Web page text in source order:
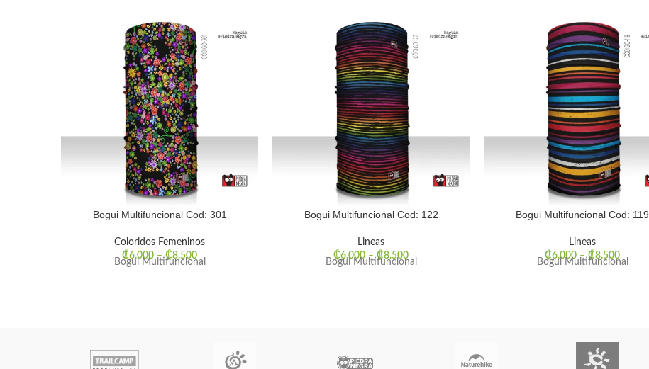
Bogui Multifuncional Cod: 301
Coloridos Femeninos
₡6.000 –₡8.500
Bogui Multifuncional
Bogui Multifuncional Cod: 122
Lineas
₡6.000 –₡8.500
Bogui Multifuncional
Bogui Multifuncional Cod: 119
Lineas
₡6.000 –₡8.500
Bogui Multifuncional